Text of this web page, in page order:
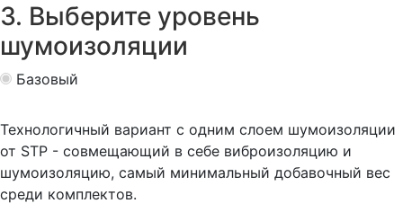
3. Выберите уровень
шумоизоляции
Базовый
Технологичный вариант с одним слоем шумоизоляции
от STP - совмещающий в себе виброизоляцию и
шумоизоляцию, самый минимальный добавочный вес
среди комплектов.